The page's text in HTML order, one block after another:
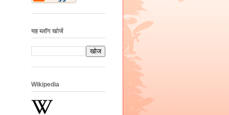
यह ब्लॉग खोजें
Wikipedia